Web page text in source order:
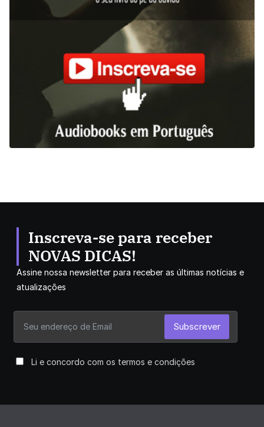
Inscreva-se para receber
NOVAS DICAS!
Assine nossa newsletter para receber as últimas notícias e
atualizações
Li e concordo com os termos e condições
Subscrever